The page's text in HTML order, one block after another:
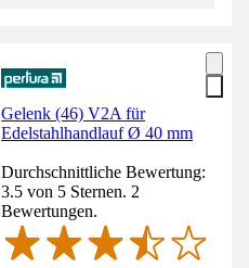
Gelenk (46) V2A für
Edelstahlhandlauf Ø 40 mm
Durchschnittliche Bewertung:
3.5 von 5 Sternen. 2
Bewertungen.